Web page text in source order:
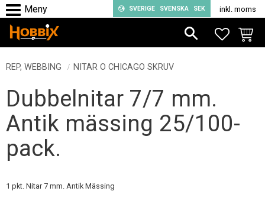
Meny
SVERIGE SVENSKA SEK inkl. moms
REP, WEBBING NITAR O CHICAGO SKRUV
Dubbelnitar 7/7 mm.
Antik mässing 25/100-
pack.
1 pkt. Nitar 7 mm. Antik Mässing